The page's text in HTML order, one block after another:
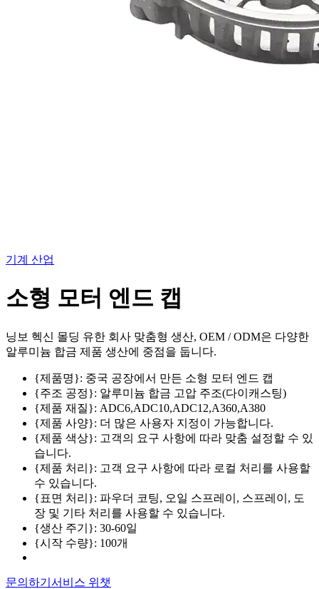
기계 산업
소형 모터 엔드 캡
닝보 헥신 몰딩 유한 회사 맞춤형 생산, OEM / ODM은 다양한
알루미늄 합금 제품 생산에 중점을 둡니다.
{제품명}: 중국 공장에서 만든 소형 모터 엔드 캡
{주조 공정}: 알루미늄 합금 고압 주조(다이캐스팅)
{제품 재질}: ADC6,ADC10,ADC12,A360,A380
{제품 사양}: 더 많은 사용자 지정이 가능합니다.
{제품 색상}: 고객의 요구 사항에 따라 맞춤 설정할 수 있
습니다.
{제품 처리}: 고객 요구 사항에 따라 로컬 처리를 사용할
수 있습니다.
{표면 처리}: 파우더 코팅, 오일 스프레이, 스프레이, 도
장 및 기타 처리를 사용할 수 있습니다.
{생산 주기}: 30-60일
{시작 수량}: 100개
문의하기 서비스 위챗